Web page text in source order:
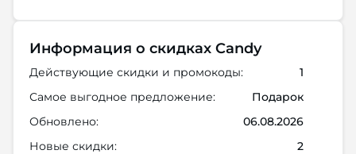
Информация о скидках Candy
Действующие скидки и промокоды:
1
Самое выгодное предложение:
Подарок
Обновлено:
06.08.2026
Новые скидки:
2